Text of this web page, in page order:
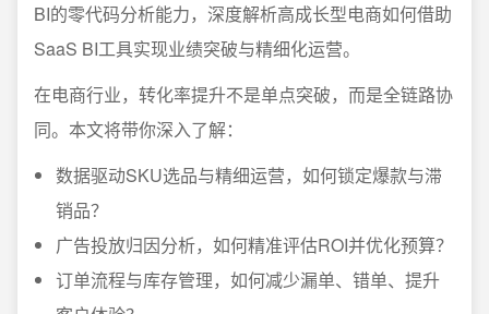
BI的零代码分析能力，深度解析高成长型电商如何借助
SaaS BI工具实现业绩突破与精细化运营。
在电商行业，转化率提升不是单点突破，而是全链路协
同。本文将带你深入了解：
数据驱动SKU选品与精细运营，如何锁定爆款与滞
销品？
广告投放归因分析，如何精准评估ROI并优化预算？
订单流程与库存管理，如何减少漏单、错单、提升